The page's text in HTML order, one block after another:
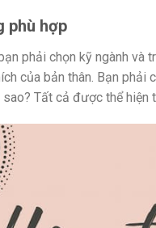
phù hợp
phải chọn kỹ ngành và
của bản thân. Bạn phải
Tất cả được thể